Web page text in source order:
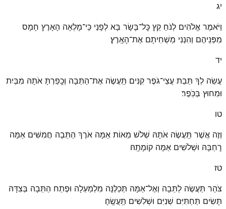
יג
וַיֹּאמֶר אֱלֹהִים לְנֹחַ קֵץ כׇּל־בָּשָׂר בָּא לְפָנַי כִּֽי־מָלְאָה הָאָרֶץ חָמָס
מִפְּנֵיהֶם וְהִנְנִי מַשְׁחִיתָם אֶת־הָאָֽרֶץ׃
יד
עֲשֵׂה לְךָ תֵּבַת עֲצֵי־גֹפֶר קִנִּים תַּֽעֲשֶׂה אֶת־הַתֵּבָה וְכָֽפַרְתָּ אֹתָהּ מִבַּיִת
וּמִחוּץ בַּכֹּֽפֶר׃
טו
וְזֶה אֲשֶׁר תַּֽעֲשֶׂה אֹתָהּ שְׁלֹשׁ מֵאוֹת אַמָּה אֹרֶךְ הַתֵּבָה חֲמִשִּׁים אַמָּה
רׇחְבָּהּ וּשְׁלֹשִׁים אַמָּה קוֹמָתָֽהּ׃
טז
צֹהַר תַּעֲשֶׂה לַתֵּבָה וְאֶל־אַמָּה תְּכַלֶּנָּה מִלְמַעְלָה וּפֶתַח הַתֵּבָה בְּצִדָּהּ
תָּשִׂים תַּחְתִּיִּם שְׁנִיִּם וּשְׁלִשִׁים תַּֽעֲשֶֽׂהָ׃